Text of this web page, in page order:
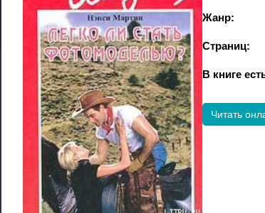
Жанр:
Страниц:
В книге
Читать